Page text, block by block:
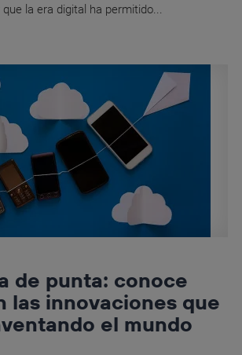
la era digital ha permitido...
de punta: conoce
las innovaciones que
el mundo